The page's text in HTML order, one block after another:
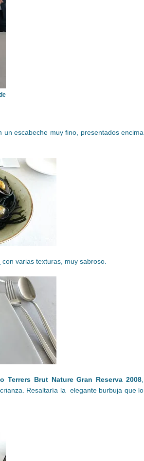
un escabeche muy fino, presentados encima
con varias texturas, muy sabroso.
Terrers Brut Nature Gran Reserva 2008
Resaltaría la elegante burbuja que lo